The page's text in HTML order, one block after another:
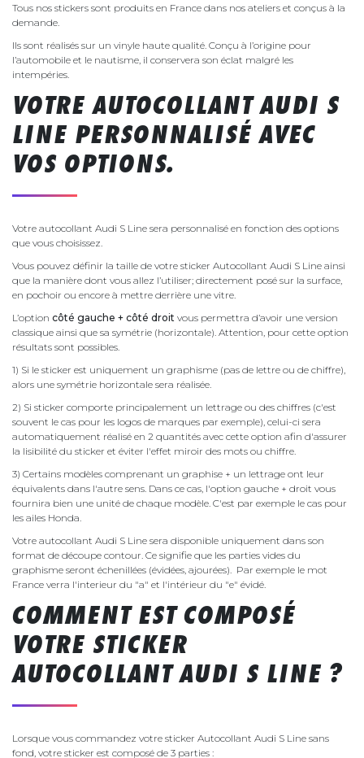
Tous nos stickers sont produits en France dans nos ateliers et conçus à la
demande.
Ils sont réalisés sur un vinyle haute qualité. Conçu à l’origine pour
l’automobile et le nautisme, il conservera son éclat malgré les
intempéries.
VOTRE AUTOCOLLANT AUDI S
LINE PERSONNALISÉ AVEC
VOS OPTIONS.
Votre autocollant Audi S Line sera personnalisé en fonction des options
que vous choisissez.
Vous pouvez définir la taille de votre sticker Autocollant Audi S Line ainsi
que la manière dont vous allez l’utiliser; directement posé sur la surface,
en pochoir ou encore à mettre derrière une vitre.
L’option côté gauche + côté droit vous permettra d’avoir une version
classique ainsi que sa symétrie (horizontale). Attention, pour cette option
résultats sont possibles.
1) Si le sticker est uniquement un graphisme (pas de lettre ou de chiffre),
alors une symétrie horizontale sera réalisée.
2) Si sticker comporte principalement un lettrage ou des chiffres (c'est
souvent le cas pour les logos de marques par exemple), celui-ci sera
automatiquement réalisé en 2 quantités avec cette option afin d'assurer
la lisibilité du sticker et éviter l'effet miroir des mots ou chiffre.
3) Certains modèles comprenant un graphise + un lettrage ont leur
équivalents dans l'autre sens. Dans ce cas, l'option gauche + droit vous
fournira bien une unité de chaque modèle. C'est par exemple le cas pour
les ailes Honda.
Votre autocollant Audi S Line sera disponible uniquement dans son
format de découpe contour. Ce signifie que les parties vides du
graphisme seront échenillées (évidées, ajourées). Par exemple le mot
France verra l'interieur du "a" et l'intérieur du "e" évidé.
COMMENT EST COMPOSÉ
VOTRE STICKER
AUTOCOLLANT AUDI S LINE ?
Lorsque vous commandez votre sticker Autocollant Audi S Line sans
fond, votre sticker est composé de 3 parties :